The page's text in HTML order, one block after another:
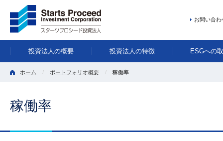
お問い合わ
投資法人の概要 投資法人の特徴 ESGへの
ホーム ポートフォリオ概要 稼働率
稼働率